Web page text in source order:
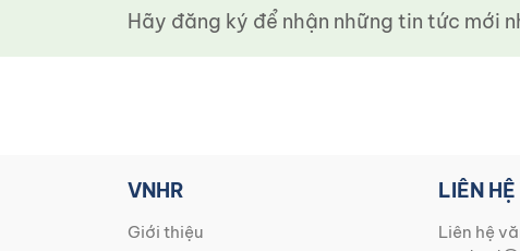
Hãy đăng ký để nhận những tin tức mới
VNHR
Giới thiệu
LIÊN
Liên hệ